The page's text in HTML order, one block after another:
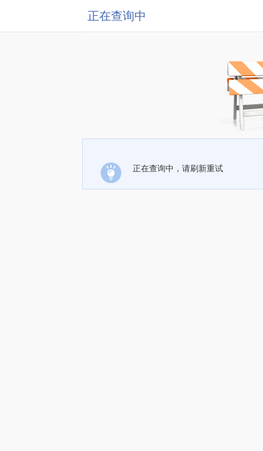
正在查询中
正在查询中，请刷新重试